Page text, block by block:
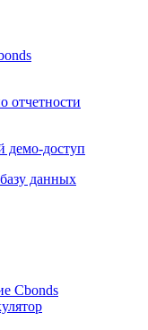
отчетности
демо-доступ
данных
Cbonds